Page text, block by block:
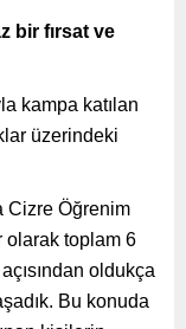
bir fırsat ve
kampa katılan
üzerindeki
Cizre Öğrenim
olarak toplam 6
oldukça
Bu konuda